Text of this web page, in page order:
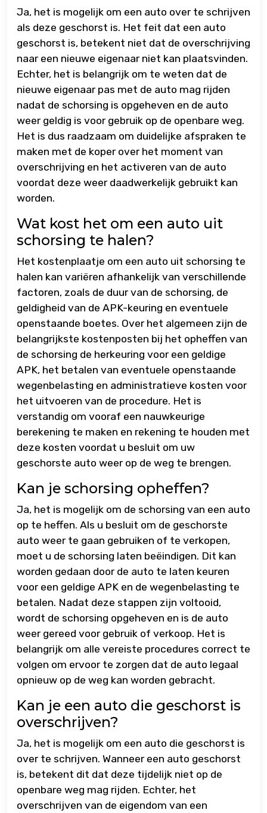
Ja, het is mogelijk om een auto over te schrijven
als deze geschorst is. Het feit dat een auto
geschorst is, betekent niet dat de overschrijving
naar een nieuwe eigenaar niet kan plaatsvinden.
Echter, het is belangrijk om te weten dat de
nieuwe eigenaar pas met de auto mag rijden
nadat de schorsing is opgeheven en de auto
weer geldig is voor gebruik op de openbare weg.
Het is dus raadzaam om duidelijke afspraken te
maken met de koper over het moment van
overschrijving en het activeren van de auto
voordat deze weer daadwerkelijk gebruikt kan
worden.
Wat kost het om een auto uit
schorsing te halen?
Het kostenplaatje om een auto uit schorsing te
halen kan variëren afhankelijk van verschillende
factoren, zoals de duur van de schorsing, de
geldigheid van de APK-keuring en eventuele
openstaande boetes. Over het algemeen zijn de
belangrijkste kostenposten bij het opheffen van
de schorsing de herkeuring voor een geldige
APK, het betalen van eventuele openstaande
wegenbelasting en administratieve kosten voor
het uitvoeren van de procedure. Het is
verstandig om vooraf een nauwkeurige
berekening te maken en rekening te houden met
deze kosten voordat u besluit om uw
geschorste auto weer op de weg te brengen.
Kan je schorsing opheffen?
Ja, het is mogelijk om de schorsing van een auto
op te heffen. Als u besluit om de geschorste
auto weer te gaan gebruiken of te verkopen,
moet u de schorsing laten beëindigen. Dit kan
worden gedaan door de auto te laten keuren
voor een geldige APK en de wegenbelasting te
betalen. Nadat deze stappen zijn voltooid,
wordt de schorsing opgeheven en is de auto
weer gereed voor gebruik of verkoop. Het is
belangrijk om alle vereiste procedures correct te
volgen om ervoor te zorgen dat de auto legaal
opnieuw op de weg kan worden gebracht.
Kan je een auto die geschorst is
overschrijven?
Ja, het is mogelijk om een auto die geschorst is
over te schrijven. Wanneer een auto geschorst
is, betekent dit dat deze tijdelijk niet op de
openbare weg mag rijden. Echter, het
overschrijven van de eigendom van een